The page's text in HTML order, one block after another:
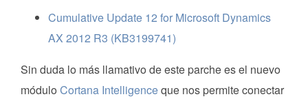
Cumulative Update 12 for Microsoft Dynamics
AX 2012 R3 (KB3199741)
Sin duda lo más llamativo de este parche es el nuevo
módulo Cortana Intelligenceque nos permite conectar